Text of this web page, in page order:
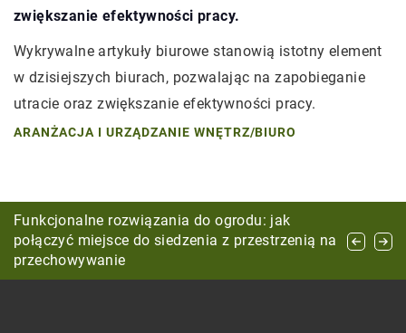
zwiększanie efektywności pracy.
Wykrywalne artykuły biurowe stanowią istotny element
w dzisiejszych biurach, pozwalając na zapobieganie
utracie oraz zwiększanie efektywności pracy.
ARANŻACJA I URZĄDZANIE WNĘTRZ/BIURO
Lustrzane aranżacje: Inspirujące pomysły na
wykorzystanie luster w różnych przestrzeniach
Funkcjonalne rozwiązania do ogrodu: jak
połączyć miejsce do siedzenia z przestrzenią na
przechowywanie
Jak dbać o porządek w garażu?